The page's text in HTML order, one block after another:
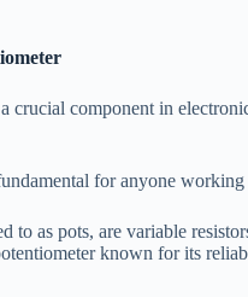
crucial component in
for anyone
to as pots, are variable
known for its